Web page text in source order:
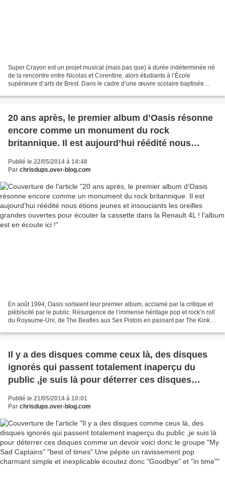
Super Crayon est un projet musical (mais pas que) à durée indéterminée né
de la rencontre entre Nicolas et Corentine, alors étudiants à l’École
supérieure d’arts de Brest. Dans le cadre d’une œuvre scolaire baptisée
20 ans après, le premier album d’Oasis résonne
encore comme un monument du rock
britannique. Il est aujourd’hui réédité nous
ouvertes pour écouter la cassette dans la
Publié le 22/05/2014 à 14:48
Par chrisdups.over-blog.com
En août 1994, Oasis sortaient leur premier album, acclamé par la critique et
plébiscité par le public. Résurgence de l’immense héritage pop et rock’n roll
du Royaume-Uni, de The Beatles aux Sex Pistols en passant par The Kinks,
Il y a des disques comme ceux là, des disques
ignorés qui passent totalement inaperçu du
public ,je suis là pour déterrer ces disques
comme un devoir voici donc le groupe "My Sad
Captains" "best of times" Une pépite un
inexplicable écoutez donc "Goodbye" et "in
time"
Publié le 21/05/2014 à 10:01
Par chrisdups.over-blog.com